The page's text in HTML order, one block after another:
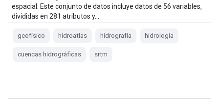
espacial. Este conjunto de datos incluye datos de 56 variables,
divididas en 281 atributos y…
geofísico hidroatlas hidrografía hidrología
cuencas hidrográficas srtm